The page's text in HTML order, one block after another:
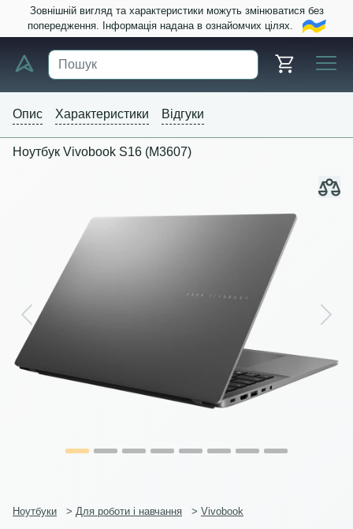
Зовнішній вигляд та характеристики можуть змінюватися без
попередження. Інформація надана в ознайомчих цілях.
Опис Характеристики Відгуки
Ноутбук Vivobook S16 (M3607)
Previous Next
Ноутбуки > Для роботи і навчання > Vivobook